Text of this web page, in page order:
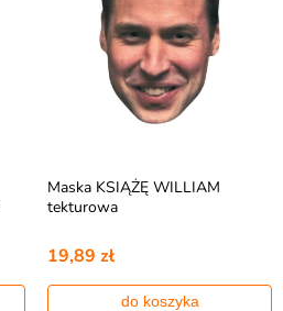
Maska KSIĄŻĘ WILLIAM
tekturowa
19,89 zł
do koszyka